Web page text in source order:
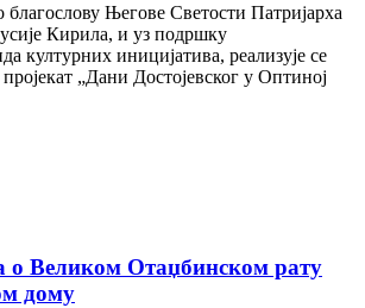
Његове Светости Патријарха
Кирила, и уз подршку
културних иницијатива, реализује се
„Дани Достојевског у Оптиној
о Великом Отаџбинском рату
дому